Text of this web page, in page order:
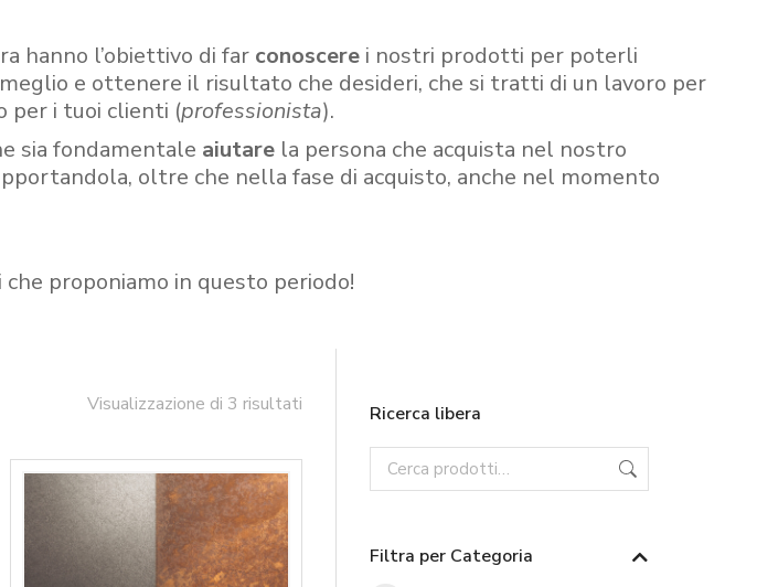
hanno l’obiettivo di far conoscerei nostri prodotti per poterli
e ottenere il risultato che desideri, che si tratti di un lavoro per
per i tuoi clienti (professionista).
sia fondamentale aiutare la persona che acquista nel nostro
oltre che nella fase di acquisto, anche nel momento
che proponiamo in questo periodo!
Visualizzazione di 3 risultati Ricerca libera
Filtra per Categoria